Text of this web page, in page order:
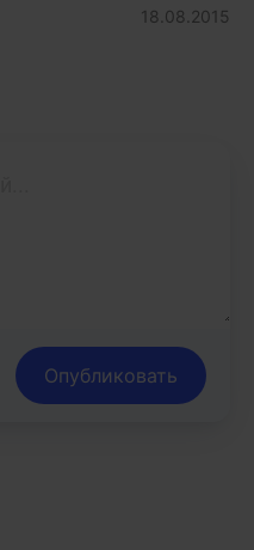
18.08.2015
Опубликовать